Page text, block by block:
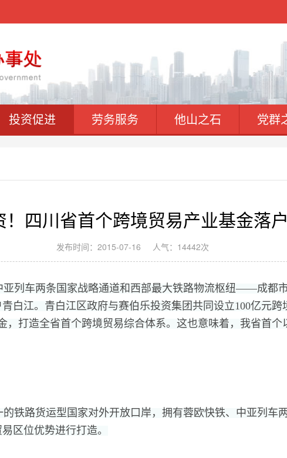
投资促进 劳务服务 他山之石 党群
！四川省首个跨境贸易产业基金落
发布时间：2015-07-16 人气：14442次
亚列车两条国家战略通道和西部最大铁路物流枢纽——成都市
白江。 青白江区政府与赛伯乐投资集团共同设立100亿元跨
， 打造全省首个跨境贸易综合体系。 这也意味着， 我省首个
铁路货运型国家对外开放口岸， 拥有蓉欧快铁、 中亚列车
区位优势进行打造。